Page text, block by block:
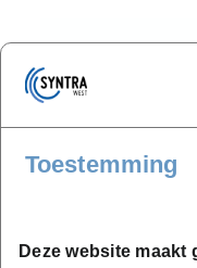
Toestemming
Deze website